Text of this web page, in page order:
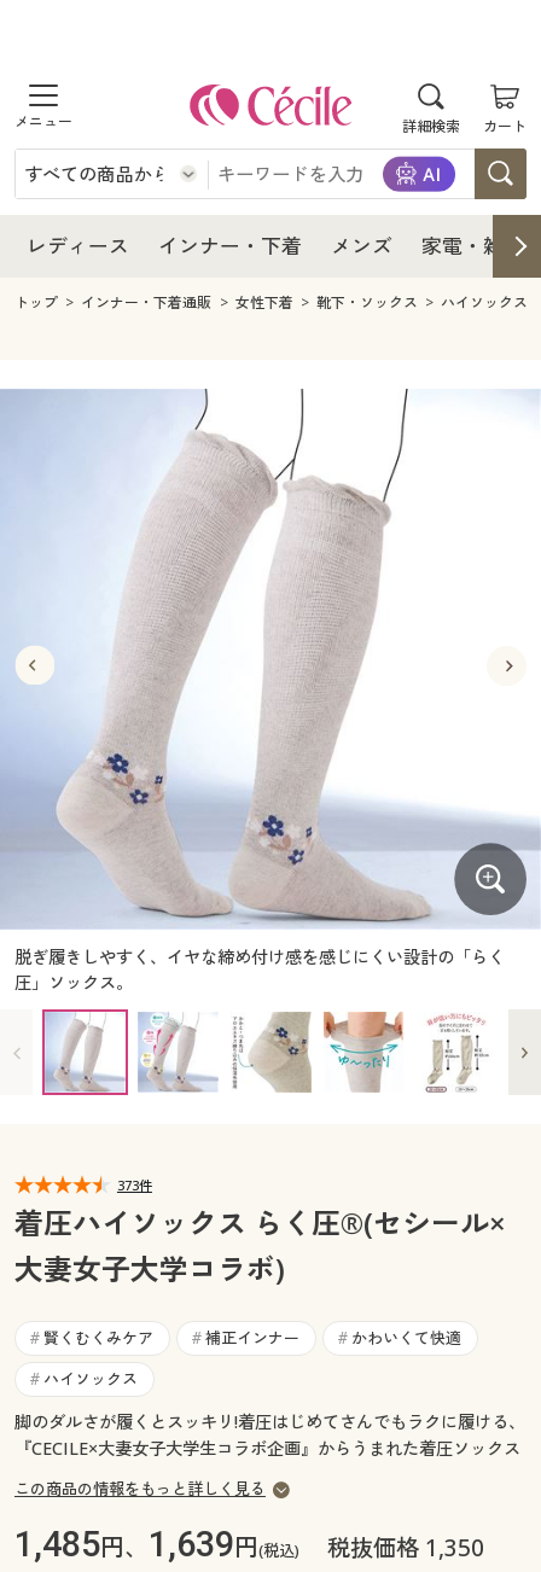
詳細検索 カート
商品を探す
レディース
レディースファッション
インナー・下着
インナー・下着通販すべて
ジュニア・ティーンズ下着
メンズ
キッチン・雑貨・日用品
寝具・インテリア・家具
寝具・インテリア・家具通販すべて
カーテン・ラグ・ファブリック
美容・健康通販すべて
美容・健康・サプリメント
制服・スクール
制服・スクールすべて
ジュニア・ティーンズ下着
大きいサイズ
大きいサイズ通販すべて
大きいサイズ レディース服
大きいサイズ レディース下着
大きいサイズ メンズ
大きいサイズ 事務・制服
バーゲンセール
シークレットセール
詳細検索
商品カテゴリ一覧
カタログ・チラシからのご注文
デジタルカタログ
カタログ無料プレゼント
マイページ
閲覧履歴
お気に入り
サポート
ご利用ガイド
よくある質問とお問い合わせ
レディース インナー・下着 メンズ 家電・雑貨
レディース
レディース通販すべて
レディースファッション
インナー・下着
インナー・下着通販すべて
ジュニア・ティーンズ下着
メンズ
キッチン・雑貨・日用品
寝具・インテリア・家具通販すべて
寝具・ベッド
カーテン・ラグ・ファブリック
美容・健康通販すべて
美容・健康・サプリメント
制服・スクール
制服・スクールすべて
ジュニア・ティーンズ下着
大きいサイズ
大きいサイズ通販すべて
大きいサイズ レディース服
大きいサイズ レディース下着
大きいサイズ メンズ
大きいサイズ 事務・制服
バーゲンセール
シークレットセール
詳細検索
商品カテゴリ一覧
カタログ
カタログ・チラシからのご注文
カタログ無料プレゼント
会員メニュー
閲覧履歴
お気に入り
サポート
ご利用ガイド
よくある質問とお問い合わせ
トップ インナー・下着通販 女性下着 靴下・ソックス ハイソックス
脱ぎ履きしやすく、イヤな締め付け感を感じにくい設計の「らく
圧」ソックス。
373件
着圧ハイソックス らく圧®(セシール×
大妻女子大学コラボ)
# 賢くむくみケア # 補正インナー # かわいくて快適
# ハイソックス
脚のダルさが履くとスッキリ!着圧はじめてさんでもラクに履ける、
『CECILE×大妻女子大学生コラボ企画』からうまれた着圧ソックス
この商品の情報をもっと詳しく見る
1,485円、 1,639円(税込)
税抜価格 1,350